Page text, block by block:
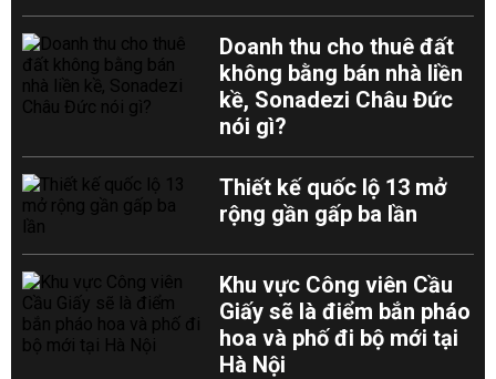
Doanh thu cho thuê đất
không bằng bán nhà liền
kề, Sonadezi Châu Đức
nói gì?
Thiết kế quốc lộ 13 mở
rộng gần gấp ba lần
Khu vực Công viên Cầu
Giấy sẽ là điểm bắn pháo
hoa và phố đi bộ mới tại
Hà Nội